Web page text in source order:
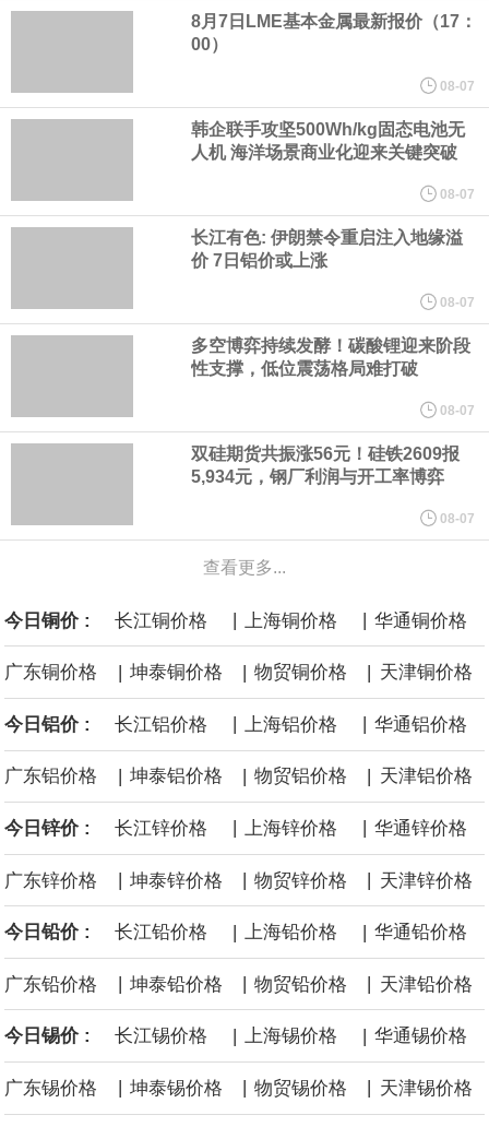
后续14艘平均每艘约180亿美元。
黄金价格有望录得自今年1月以来最大单周涨幅。油价走弱为金价提
供支撑，同时投资者正等待美国非农就业数据，以寻找美国利率前
景的线索。StoneX高级分析师马特·辛普森表示，中东和平前景改善
令市场通胀预期下降，推动黄金价格从此前持续数周、位于4000美
海力士：龙仁工厂将生产高带宽内存（HBM）及其他下一代动态随
必和必拓港口联合工会：必和必拓西澳大利亚铁矿石业务的工人已
8月7日，宇树科技董事长王兴兴网上路演时表示，报告期内，公司
研发费用金额分别为4,995.18万元、7,001.70万元、14,496.56万
元，最近3年复合增长率达70.36%，呈快速增长趋势，并形成多项
核心技术和知识产权。截至2026年1月31日，公司拥有262项专利权
（含境内发明专利20项）。
纽约期银日内涨4%，现报64.08美元/盎司。
宇树科技董事长、总经理兼首席技术官王兴兴在网上路演时表示，
心技术等多项已商业化应用的核心技术并已应用于公司的高性能通
用人形机器人、四足机器人等产品。
8月7日LME基本金属最新报价（17：
00）
08-07
韩企联手攻坚500Wh/kg固态电池无
人机 海洋场景商业化迎来关键突破
08-07
长江有色: 伊朗禁令重启注入地缘溢
价 7日铝价或上涨
08-07
多空博弈持续发酵！碳酸锂迎来阶段
性支撑，低位震荡格局难打破
08-07
双硅期货共振涨56元！硅铁2609报
5,934元，钢厂利润与开工率博弈
08-07
查看更多...
今日铜价 : 长江铜价格 | 上海铜价格 | 华通铜价格
广东铜价格 | 坤泰铜价格 | 物贸铜价格 | 天津铜价格
今日铝价 : 长江铝价格 上海铝价格 华通铝价格
广东铝价格 | 坤泰铝价格 | 物贸铝价格 | 天津铝价格
今日锌价 : 长江锌价格 上海锌价格 华通锌价格
广东锌价格 | 坤泰锌价格 | 物贸锌价格 | 天津锌价格
今日铅价 : 长江铅价格 | 上海铅价格 | 华通铅价格
广东铅价格 坤泰铅价格 物贸铅价格 天津铅价格
今日锡价 : 长江锡价格 | 上海锡价格 | 华通锡价格
广东锡价格 坤泰锡价格 物贸锡价格 天津锡价格